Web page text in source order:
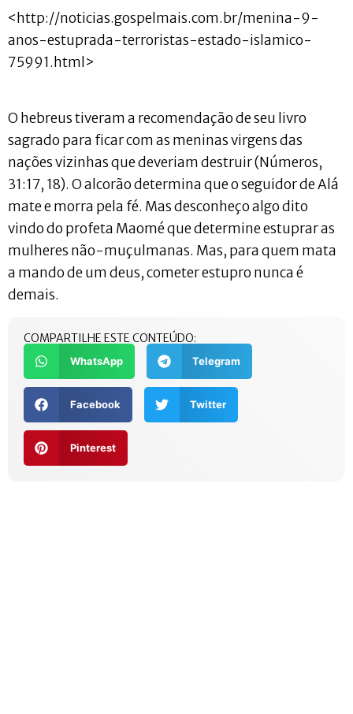
<http://noticias.gospelmais.com.br/menina-9-
anos-estuprada-terroristas-estado-islamico-
75991.html>
O hebreus tiveram a recomendação de seu livro
sagrado para ficar com as meninas virgens das
nações vizinhas que deveriam destruir (Números,
31:17, 18). O alcorão determina que o seguidor de Alá
mate e morra pela fé. Mas desconheço algo dito
vindo do profeta Maomé que determine estuprar as
mulheres não-muçulmanas. Mas, para quem mata
a mando de um deus, cometer estupro nunca é
demais.
COMPARTILHE ESTE CONTEÚDO:
WhatsApp Telegram
Facebook Twitter
Pinterest